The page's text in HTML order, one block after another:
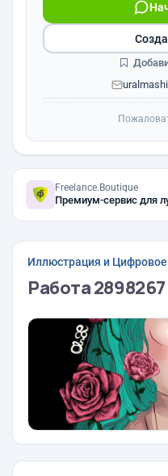
Freelance.Boutique
Премиум-сервис для
Иллюстрация и Цифровое
Работа 2898267